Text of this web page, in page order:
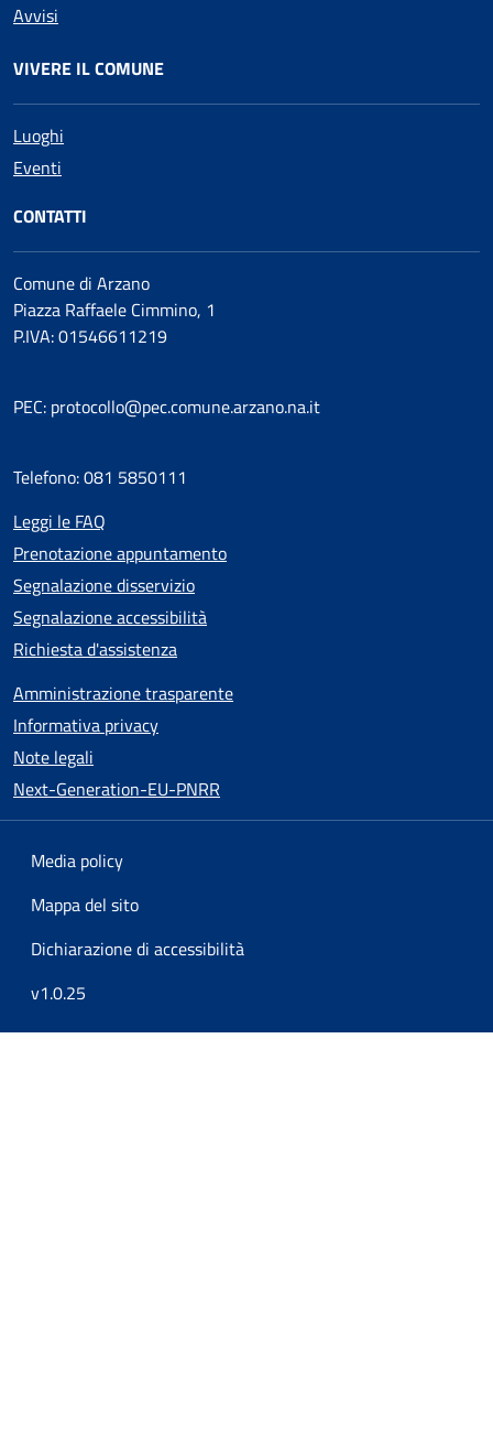
Avvisi
VIVERE IL COMUNE
Luoghi
Eventi
CONTATTI
Comune di Arzano
Piazza Raffaele Cimmino, 1
P.IVA: 01546611219
PEC: protocollo@pec.comune.arzano.na.it
Telefono: 081 5850111
Leggi le FAQ
Prenotazione appuntamento
Segnalazione disservizio
Segnalazione accessibilità
Richiesta d'assistenza
Amministrazione trasparente
Informativa privacy
Note legali
Next-Generation-EU-PNRR
Media policy
Mappa del sito
Dichiarazione di accessibilità
v1.0.25